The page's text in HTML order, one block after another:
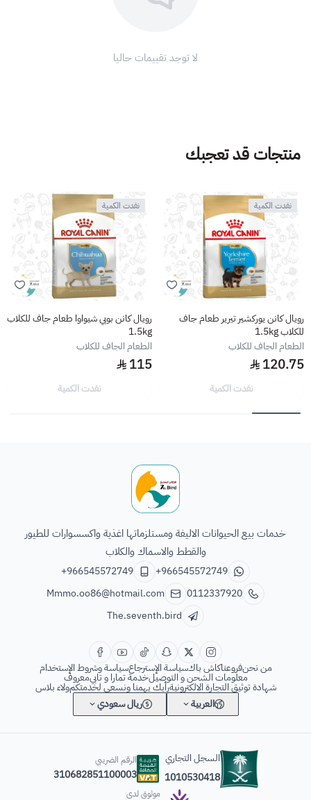
لا توجد تقييمات حاليا
منتجات قد تعجبك
نفدت الكمية
رويال كانن يوركشير تيرير طعام جاف
للكلاب 1.5kg
الطعام الجاف للكلاب
120.75
نفدت الكمية
نفدت الكمية
رويال كانن بوبي شيواوا طعام جاف للكلاب
1.5kg
الطعام الجاف للكلاب
115
نفدت الكمية
خدمات بيع الحيوانات الاليفة ومستلزماتها اغذية واكسسوارات للطيور
والقطط والاسماك والكلاب
+966545572749
+966545572749
0112337920
Mmmo.oo86@hotmail.com
The.seventh.bird
من نحنفروعناكاش باكسياسة الإسترجاعسياسة وشروط الإستخدام
معلومات الشحن و التوصيلخدمة تمارا و تابيمعروف
شهادة توثيق التجارة الالكترونيةرأيك يهمنا ونسعى لخدمتكمولاء بلاس
العربية
ريال سعودي
السجل التجاري
1010530418
الرقم الضريبي
310682851100003
موثوق لدى